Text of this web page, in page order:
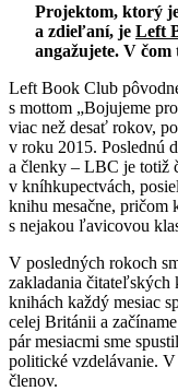
Projektom, ktorý
a zdieľaní, je Left
angažujete. V
Left Book Club
s mottom „Bojujeme
viac než desať rokov,
v roku 2015. Poslednú
a členky – LBC je totiž
v kníhkupectvách,
knihu mesačne, pričom
s nejakou ľavicovou
V posledných rokoch
zakladania
knihách každý mesiac
celej Británii a
pár mesiacmi sme
politické vzdelávanie. V
členov.